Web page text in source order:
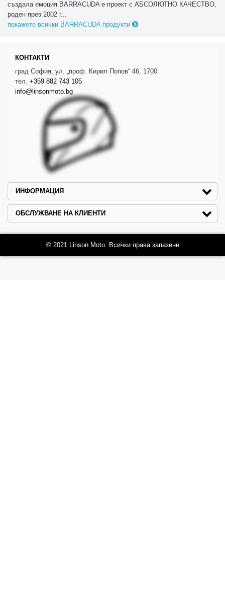
създала емоция.BARRACUDA е проект с АБСОЛЮТНО КАЧЕСТВО,
роден през 2002 г...
покажете всички BARRACUDA продукти
КОНТАКТИ
град София, ул. „проф. Кирил Попов“ 46, 1700
тел. +359 882 743 105
info@linsonmoto.bg
ИНФОРМАЦИЯ
ОБСЛУЖВАНЕ НА КЛИЕНТИ
© 2021 Linson Moto. Всички права запазени